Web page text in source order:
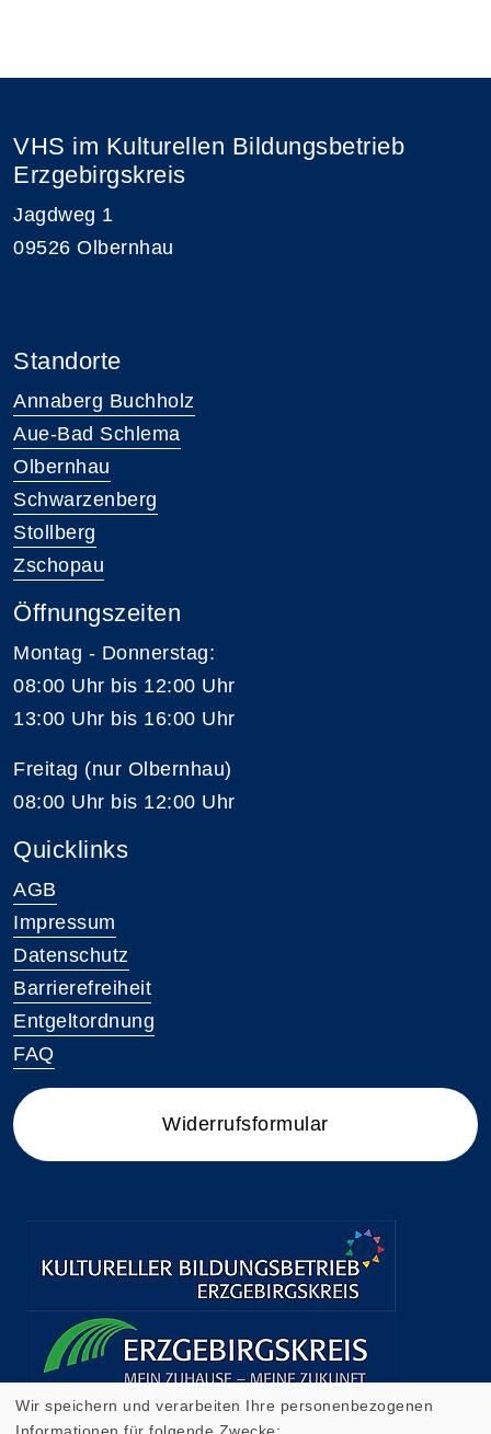
VHS im Kulturellen Bildungsbetrieb
Erzgebirgskreis
Jagdweg 1
09526 Olbernhau
Standorte
Annaberg Buchholz
Aue-Bad Schlema
Olbernhau
Schwarzenberg
Stollberg
Zschopau
Öffnungszeiten
Montag - Donnerstag:
08:00 Uhr bis 12:00 Uhr
13:00 Uhr bis 16:00 Uhr
Freitag (nur Olbernhau)
08:00 Uhr bis 12:00 Uhr
Quicklinks
AGB
Impressum
Datenschutz
Barrierefreiheit
Entgeltordnung
FAQ
Widerrufsformular
Wir speichern und verarbeiten Ihre personenbezogenen